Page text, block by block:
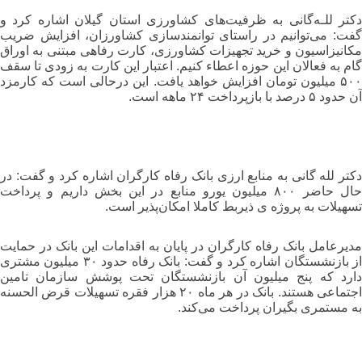
دکتر للـه‌گانی به ظرفیت‌های کشاورزی استان گیلان اشاره کرد و
گفت: می‌توانیم در راستای توانمندسازی کشاورزان، افزایش ضریب
مکانیزاسیون و خرید تجهیزات کشاورزی، کارت رفاهی مبتنی به اوراق
گام به فعالان این حوزه اعطاء کنیم. اعتبار این کارت به زودی تا سقف
۵۰۰ میلیون تومان افزایش خواهد یافت. این درحالی است که کارمزد
آن حدود ۵ درصد با بازپرداخت ۲۴ ماهه است.
دکتر لله گانی به منابع ارزی بانک رفاه کارگران اشاره کرد و گفت: در
حال حاضر ۸۰۰ میلیون یورو منابع در این بخش داریم و پرداخت
تسهیلات به پروژه ی ذیربط کاملا امکان‌پذیر است.
مدیرعامل بانک رفاه کارگران در پایان به اقدامات این بانک در حمایت
از بازنشستگان اشاره کرد و گفت: بانک رفاه حدود ۳۰ میلیون مشتری
دارد که پنج میلیون آن بازنشستگان تحت پوشش سازمان تامین
اجتماعی هستند. بانک در هر ماه ۲۰ هزار فقره تسهیلات قرض الحسنه
به مستمری بگیران پرداخت می‌کند.